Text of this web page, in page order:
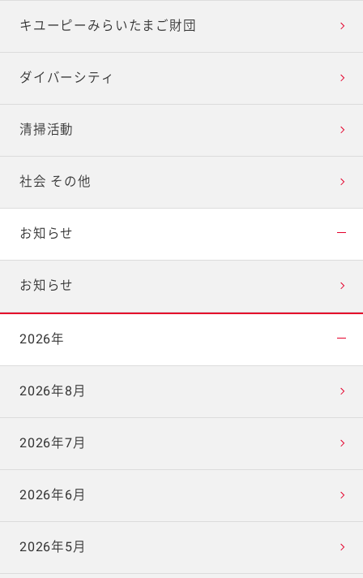
キユーピーみらいたまご財団
ダイバーシティ
清掃活動
社会 その他
お知らせ
お知らせ
2026年
2026年8月
2026年7月
2026年6月
2026年5月